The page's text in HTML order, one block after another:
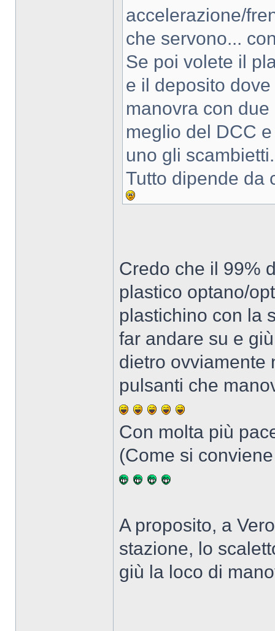
accelerazione/
che servono...
Se poi volete il
e il deposito
manovra con
meglio del DCC
uno gli
Tutto dipende da
Credo che il 99%
plastico optano/
plastichino con la
far andare su e
dietro ovviamente
pulsanti che
Con molta più
(Come si
A proposito, a
stazione, lo
giù la loco di